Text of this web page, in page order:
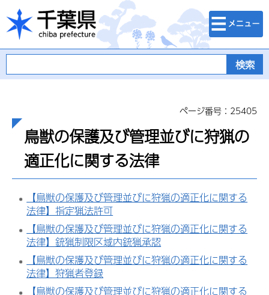
千葉県
検索・メニュ
ー
ページ番号：25405
鳥獣の保護及び管理並びに狩猟の
適正化に関する法律
【鳥獣の保護及び管理並びに狩猟の適正化に関する
法律】指定猟法許可
【鳥獣の保護及び管理並びに狩猟の適正化に関する
法律】銃猟制限区域内銃猟承認
【鳥獣の保護及び管理並びに狩猟の適正化に関する
法律】狩猟者登録
【鳥獣の保護及び管理並びに狩猟の適正化に関する